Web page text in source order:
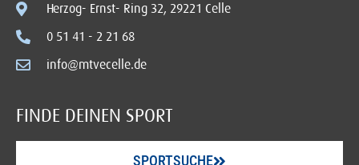
Herzog- Ernst- Ring 32, 29221 Celle
0 51 41 - 2 21 68
info@mtvecelle.de
FINDE DEINEN SPORT
SPORTSUCHE